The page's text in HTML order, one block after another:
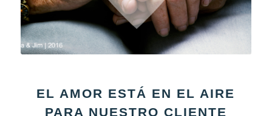
EL AMOR ESTÁ EN EL AIRE
PARA NUESTRO CLIENTE